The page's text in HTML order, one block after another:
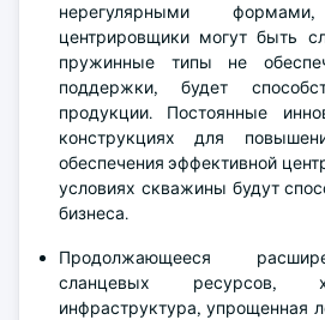
нерегулярными
центрировщики могут быть
пружинные типы не
поддержки, будет
продукции. Постоянные
конструкциях для
обеспечения эффективной
условиях скважины будут
бизнеса.
Продолжающееся
сланцевых ресурсов,
инфраструктура, упрощенная